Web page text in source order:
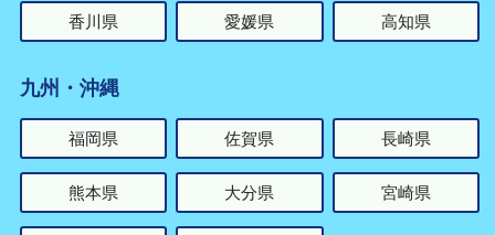
香川県 愛媛県 高知県
九州・沖縄
福岡県 佐賀県 長崎県
熊本県 大分県 宮崎県